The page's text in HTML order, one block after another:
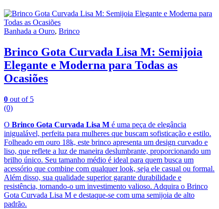
Banhada a Ouro, Brinco
Brinco Gota Curvada Lisa M: Semijoia
Elegante e Moderna para Todas as
Ocasiões
0 out of 5
(0)
O Brinco Gota Curvada Lisa M é uma peça de elegância
inigualável, perfeita para mulheres que buscam sofisticação e estilo.
Folheado em ouro 18k, este brinco apresenta um design curvado e
liso, que reflete a luz de maneira deslumbrante, proporcionando um
brilho único. Seu tamanho médio é ideal para quem busca um
acessório que combine com qualquer look, seja ele casual ou formal.
Além disso, sua qualidade superior garante durabilidade e
resistência, tornando-o um investimento valioso. Adquira o Brinco
Gota Curvada Lisa M e destaque-se com uma semijoia de alto
padrão.